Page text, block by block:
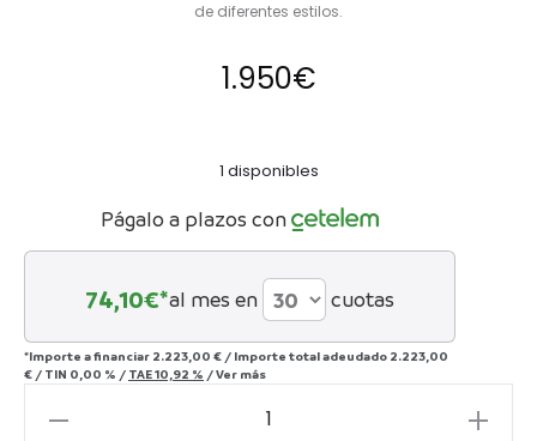
de diferentes estilos.
1.950€
1 disponibles
Págalo a plazos con
74,10€*al mes en cuotas
*Importe a financiar 2.223,00 € / Importe total adeudado 2.223,00
€ / TIN 0,00 % / TAE10,92 % /Ver más